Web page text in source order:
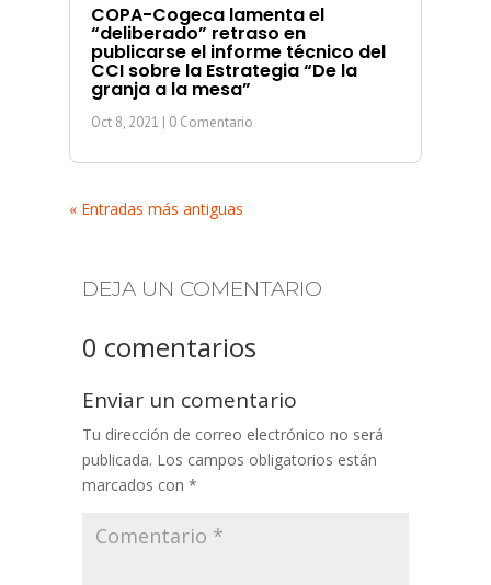
COPA-Cogeca lamenta el
“deliberado” retraso en
publicarse el informe técnico del
CCI sobre la Estrategia “De la
granja a la mesa”
Oct 8, 2021 | 0 Comentario
« Entradas más antiguas
DEJA UN COMENTARIO
0 comentarios
Enviar un comentario
Tu dirección de correo electrónico no será
publicada. Los campos obligatorios están
marcados con *